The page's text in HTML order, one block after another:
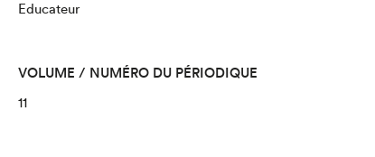
Educateur
VOLUME / NUMÉRO DU PÉRIODIQUE
11